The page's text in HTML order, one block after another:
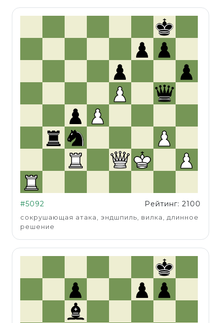
#5092 Рейтинг: 2100
сокрушающая атака, эндшпиль, вилка, длинное
решение